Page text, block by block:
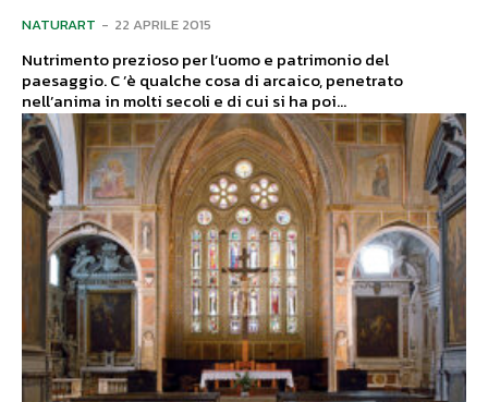
NATURART - 22 APRILE 2015
Nutrimento prezioso per l’uomo e patrimonio del
paesaggio. C ’è qualche cosa di arcaico, penetrato
nell’anima in molti secoli e di cui si ha poi...